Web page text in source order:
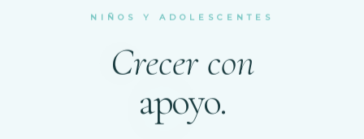
NIÑOS Y ADOLESCENTES
Crecer con
apoyo.